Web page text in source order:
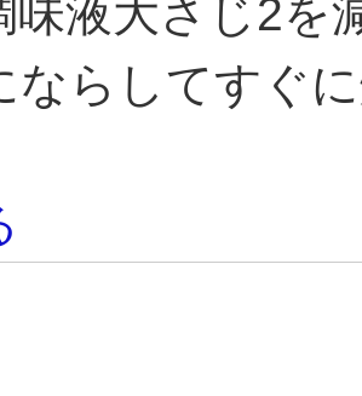
液大さじ2を
ならしてすぐ